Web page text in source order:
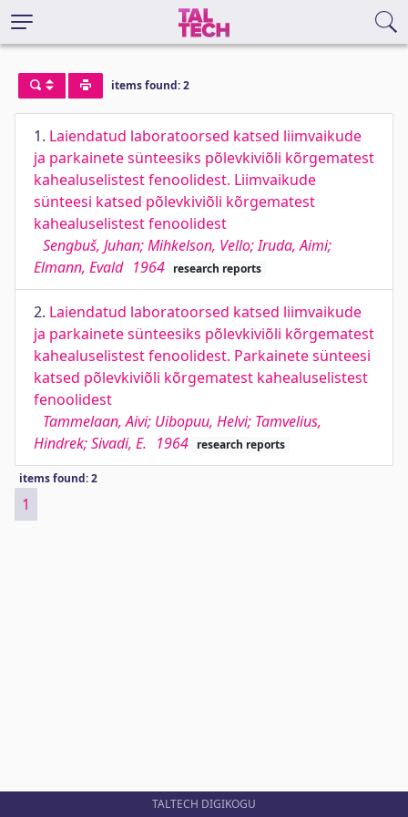
items found: 2
1. Laiendatud laboratoorsed katsed liimvaikude
ja parkainete sünteesiks põlevkiviõli kõrgematest
kahealuselistest fenoolidest. Liimvaikude
sünteesi katsed põlevkiviõli kõrgematest
kahealuselistest fenoolidest
Sengbuš, Juhan; Mihkelson, Vello; Iruda, Aimi;
Elmann, Evald 1964 research reports
2. Laiendatud laboratoorsed katsed liimvaikude
ja parkainete sünteesiks põlevkiviõli kõrgematest
kahealuselistest fenoolidest. Parkainete sünteesi
katsed põlevkiviõli kõrgematest kahealuselistest
fenoolidest
Tammelaan, Aivi; Uibopuu, Helvi; Tamvelius,
Hindrek; Sivadi, E. 1964 research reports
items found: 2
1
TALTECH DIGIKOGU